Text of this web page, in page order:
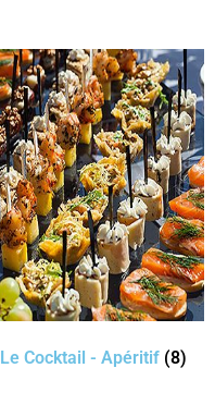
Le Cocktail - Apéritif (8)